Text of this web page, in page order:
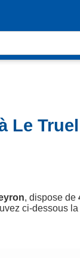
Le
, dispose de
ci-dessous